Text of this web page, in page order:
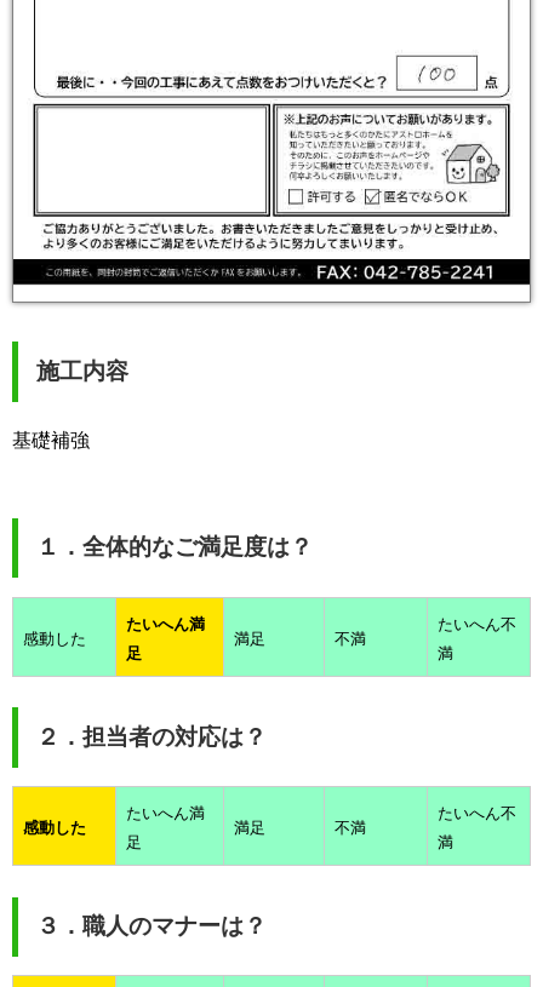
施工内容
基礎補強
１．全体的なご満足度は？
感動した
たいへん満
足
満足 不満
たいへん不
満
２．担当者の対応は？
感動した
たいへん満
足
満足 不満
たいへん不
満
３．職人のマナーは？